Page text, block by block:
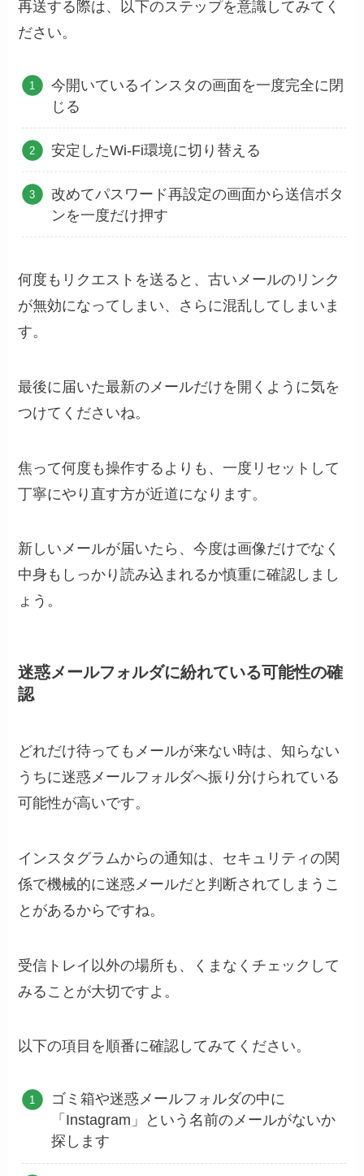
再送する際は、以下のステップを意識してみてく
ださい。
今開いているインスタの画面を一度完全に閉
じる
安定したWi-Fi環境に切り替える
改めてパスワード再設定の画面から送信ボタ
ンを一度だけ押す
何度もリクエストを送ると、古いメールのリンク
が無効になってしまい、さらに混乱してしまいま
す。
最後に届いた最新のメールだけを開くように気を
つけてくださいね。
焦って何度も操作するよりも、一度リセットして
丁寧にやり直す方が近道になります。
新しいメールが届いたら、今度は画像だけでなく
中身もしっかり読み込まれるか慎重に確認しまし
ょう。
迷惑メールフォルダに紛れている可能性の確
認
どれだけ待ってもメールが来ない時は、知らない
うちに迷惑メールフォルダへ振り分けられている
可能性が高いです。
インスタグラムからの通知は、セキュリティの関
係で機械的に迷惑メールだと判断されてしまうこ
とがあるからですね。
受信トレイ以外の場所も、くまなくチェックして
みることが大切ですよ。
以下の項目を順番に確認してみてください。
ゴミ箱や迷惑メールフォルダの中に
「Instagram」という名前のメールがないか
探します